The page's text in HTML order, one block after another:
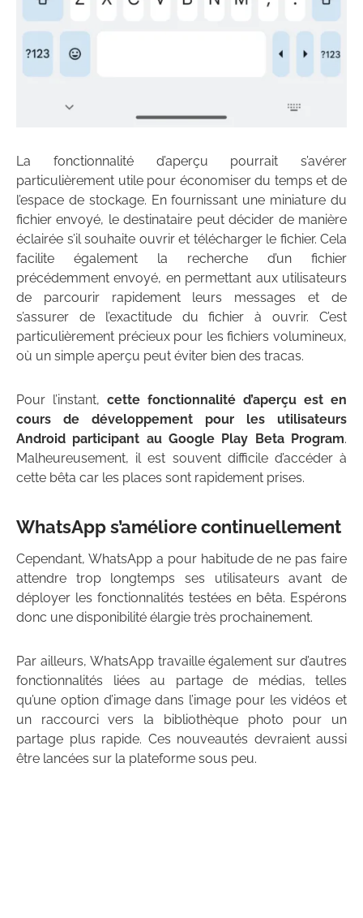
La fonctionnalité d’aperçu pourrait s’avérer
particulièrement utile pour économiser du temps et de
l’espace de stockage. En fournissant une miniature du
fichier envoyé, le destinataire peut décider de manière
éclairée s’il souhaite ouvrir et télécharger le fichier. Cela
facilite également la recherche d’un fichier
précédemment envoyé, en permettant aux utilisateurs
de parcourir rapidement leurs messages et de
s’assurer de l’exactitude du fichier à ouvrir. C’est
particulièrement précieux pour les fichiers volumineux,
où un simple aperçu peut éviter bien des tracas.
Pour l’instant, cette fonctionnalité d’aperçu est en
cours de développement pour les utilisateurs
Android participant au Google Play Beta Program.
Malheureusement, il est souvent difficile d’accéder à
cette bêta car les places sont rapidement prises.
WhatsApp s’améliore continuellement
Cependant, WhatsApp a pour habitude de ne pas faire
attendre trop longtemps ses utilisateurs avant de
déployer les fonctionnalités testées en bêta. Espérons
donc une disponibilité élargie très prochainement.
Par ailleurs, WhatsApp travaille également sur d’autres
fonctionnalités liées au partage de médias, telles
qu’une option d’image dans l’image pour les vidéos et
un raccourci vers la bibliothèque photo pour un
partage plus rapide. Ces nouveautés devraient aussi
être lancées sur la plateforme sous peu.